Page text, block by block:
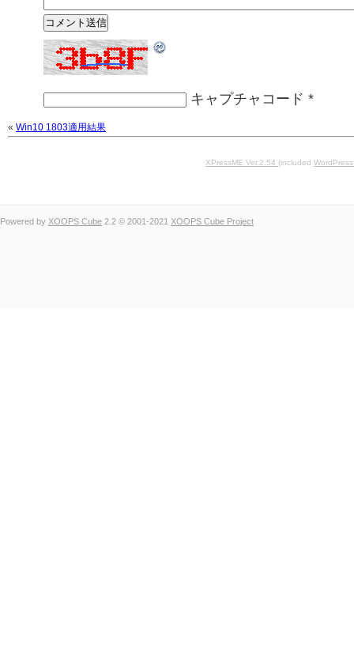
キャプチャコード *
« Win10 1803適用結果
XPressME Ver.2.54 (included
Powered by XOOPS Cube 2.2 © 2001-2021 XOOPS Cube Project